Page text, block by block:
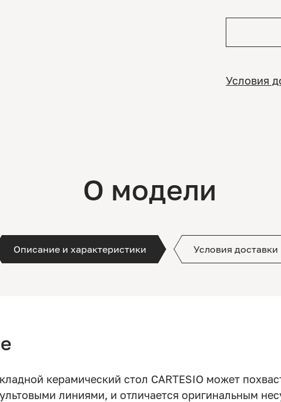
Условия
О модели
Описание и характеристики Условия доставки
керамический стол CARTESIO может
линиями, и отличается оригинальным